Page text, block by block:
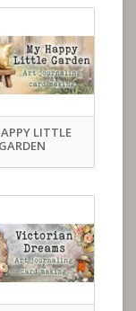
LITTLE
GARDEN